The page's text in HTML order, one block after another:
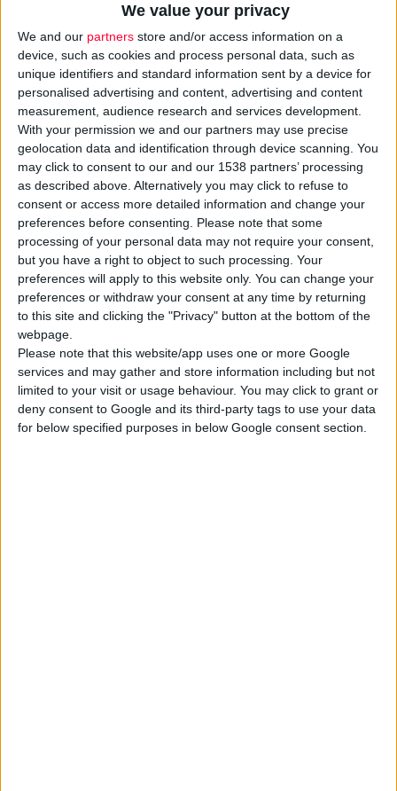
We value your privacy
We and our partners store and/or access information on a
device, such as cookies and process personal data, such as
unique identifiers and standard information sent by a device for
personalised advertising and content, advertising and content
measurement, audience research and services development.
With your permission we and our partners may use precise
geolocation data and identification through device scanning. You
may click to consent to our and our 1538 partners’ processing
as described above. Alternatively you may click to refuse to
consent or access more detailed information and change your
preferences before consenting.
Please note that some
processing of your personal data may not require your consent,
but you have a right to object to such processing. Your
preferences will apply to this website only. You can change your
preferences or withdraw your consent at any time by returning
to this site and clicking the "Privacy" button at the bottom of the
webpage.
Please note that this website/app uses one or more Google
services and may gather and store information including but not
limited to your visit or usage behaviour. You may click to grant or
deny consent to Google and its third-party tags to use your data
for below specified purposes in below Google consent section.
24/9/2024 12:54:54 πμ
ΜΕΓΑ: Ρεκόρ πωλήσεων και εξαγωγών το 2023
Η εταιρεία παρουσιάζει ανάπτυξη σε Ελλάδα και εξωτερικό